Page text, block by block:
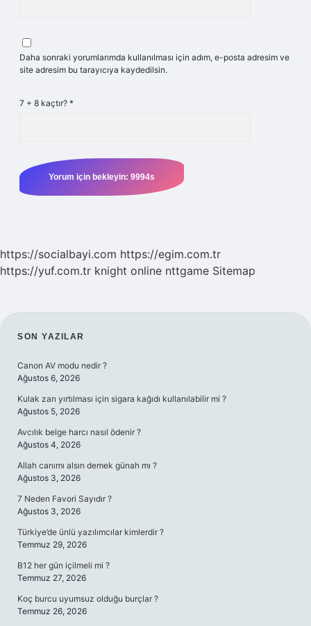
Daha sonraki yorumlarımda kullanılması için adım, e-posta adresim ve
site adresim bu tarayıcıya kaydedilsin.
7 + 8 kaçtır? *
https://socialbayi.com https://egim.com.tr
https://yuf.com.tr knight online nttgame Sitemap
SIDEBAR
SON YAZILAR
Canon AV modu nedir ?
Ağustos 6, 2026
Kulak zarı yırtılması için sigara kağıdı kullanılabilir mi ?
Ağustos 5, 2026
Avcılık belge harcı nasıl ödenir ?
Ağustos 4, 2026
Allah canımı alsın demek günah mı ?
Ağustos 3, 2026
7 Neden Favori Sayıdır ?
Ağustos 3, 2026
Türkiye’de ünlü yazılımcılar kimlerdir ?
Temmuz 29, 2026
B12 her gün içilmeli mi ?
Temmuz 27, 2026
Koç burcu uyumsuz olduğu burçlar ?
Temmuz 26, 2026